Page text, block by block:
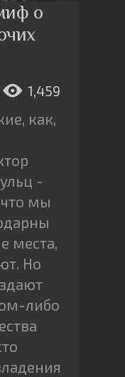
о
1,459
как,
-
мы
места,
Но
либо